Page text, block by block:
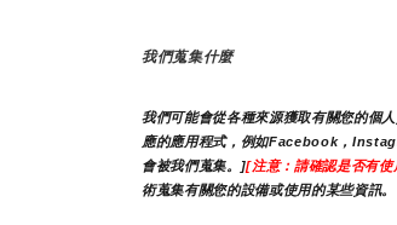
我們蒐集什麼
我們可能會從各種來源獲取有關您的個
應的應用程式，例如Facebook，
會被我們蒐集。][注意：請確認是否有
術蒐集有關您的設備或使用的某些資訊。